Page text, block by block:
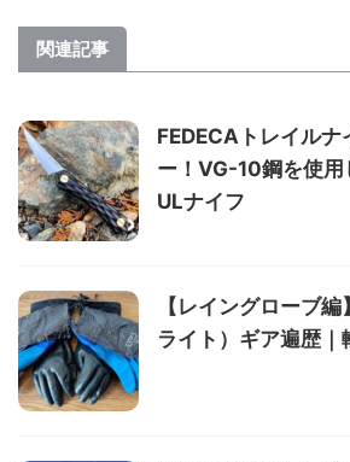
関連記事
FEDECAトレイルナ
ー！VG-10鋼を使用
ULナイフ
【レイングローブ
ライト）ギア遍歴｜